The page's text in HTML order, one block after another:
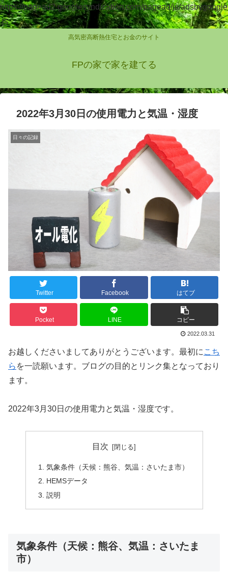
https://pagead2.googlesyndication.com/pagead/js/adsbygoogle
.js
高気密高断熱住宅とお金のサイト
FPの家で家を建てる
2022年3月30日の使用電力と気温・湿度
日々の記録
Twitter Facebook はてブ
Pocket LINE コピー
2022.03.31
お越しくださいましてありがとうございます。最初に こち
ら を一読願います。ブログの目的とリンク集となっており
ます。
2022年3月30日の使用電力と気温・湿度です。
目次
気象条件（天候：熊谷、気温：さいたま市）
HEMSデータ
説明
気象条件（天候：熊谷、気温：さいたま
市）